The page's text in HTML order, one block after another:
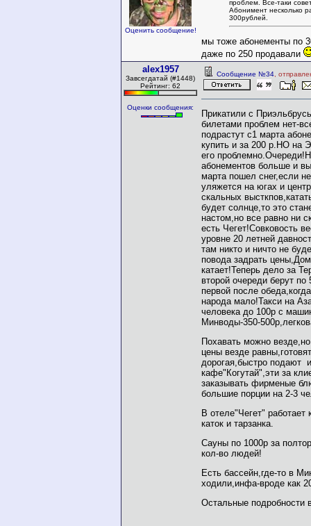
Оценить сообщение!
проблем. Все-таки
Абонимент несколько
300рублей.
мы тоже абонементы по
даже по 250 продавали
alex1957
Завсегдатай (#1448)
Рейтинг: 62
Оценки сообщения:
Сообщение №34 ,
Прикатили с
билетами проблем нет-
подрастут с1 марта
купить и за 200 р.НО на
его
абонементов больше и
марта пошел снег,если
уляжется на югах и
скальных
будет солнце,то это
настом,но все равно ни
есть Чегет!Совковость
уровне 20 летней
там никто и ничто не
повода задрать
катает!Теперь дело за
второй очереди берут по
первой после
народа мало!Такси на
человека до 100р с
Минводы-350-
Похавать можно
цены везде
дорогая,быстро подают
кафе"Когутай",эти за
заказывать фирменые
большие порции на 2-3
В отеле"Чегет" работает
каток и тарзанка.
Сауны по 1000р за
кол-во людей!
Есть бассейн,где-то в
ходили,инфа-вроде как
Остальные подробности